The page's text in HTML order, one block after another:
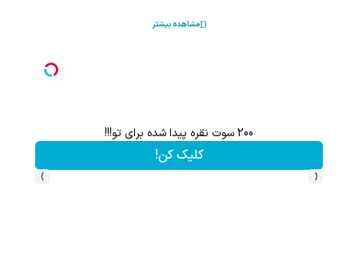
مشاهده بیشتر
200 سوت نقره پیدا شده برای تو!!!
کلیک کن!
‹
›